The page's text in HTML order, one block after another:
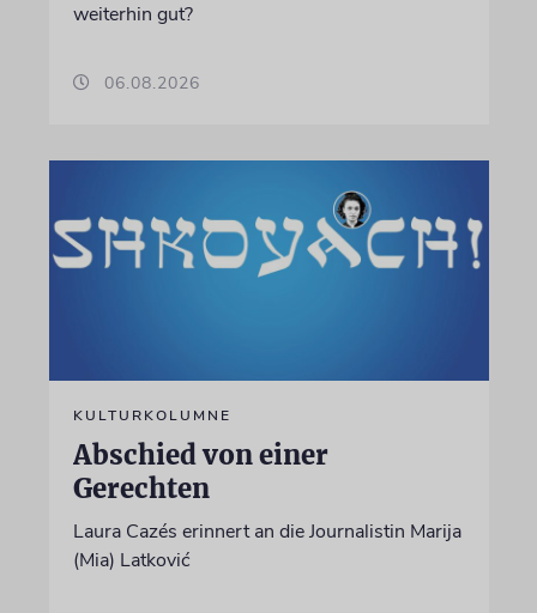
weiterhin gut?
06.08.2026
KULTURKOLUMNE
Abschied von einer
Gerechten
Laura Cazés erinnert an die Journalistin Marija
(Mia) Latković